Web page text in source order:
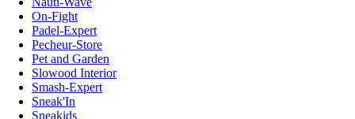
On-Fight
Padel-Expert
Pecheur-Store
Pet and Garden
Slowood Interior
Smash-Expert
Sneak'In
Sneakids